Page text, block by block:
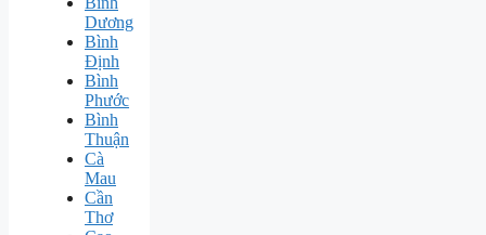
Dương
Bình
Định
Bình
Phước
Bình
Thuận
Cà
Mau
Cần
Thơ